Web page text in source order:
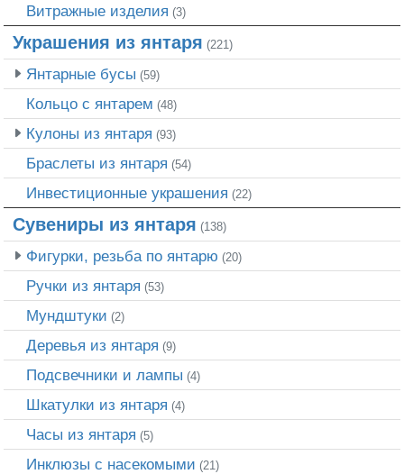
Витражные изделия (3)
Украшения из янтаря (221)
Янтарные бусы (59)
Кольцо с янтарем (48)
Кулоны из янтаря (93)
Браслеты из янтаря (54)
Инвестиционные украшения (22)
Сувениры из янтаря (138)
Фигурки, резьба по янтарю (20)
Ручки из янтаря (53)
Мундштуки (2)
Деревья из янтаря (9)
Подсвечники и лампы (4)
Шкатулки из янтаря (4)
Часы из янтаря (5)
Инклюзы с насекомыми (21)